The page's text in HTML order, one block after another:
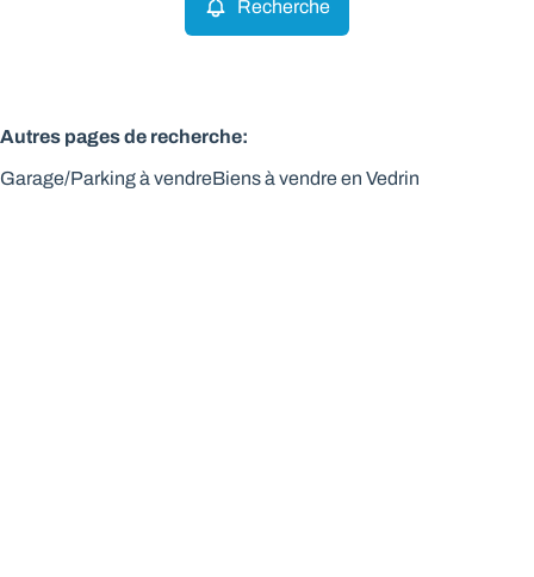
Recherche
Autres pages de recherche:
Garage/Parking à vendreBiens à vendre en Vedrin